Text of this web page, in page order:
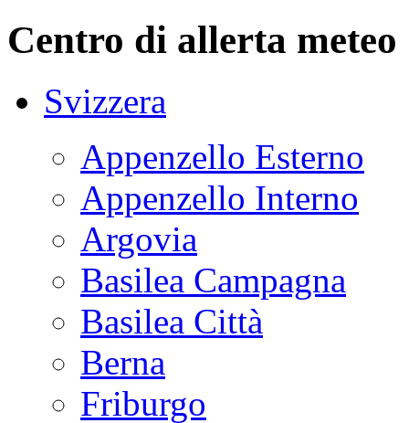
Centro di allerta meteo
Svizzera
Appenzello Esterno
Appenzello Interno
Argovia
Basilea Campagna
Basilea Città
Berna
Friburgo